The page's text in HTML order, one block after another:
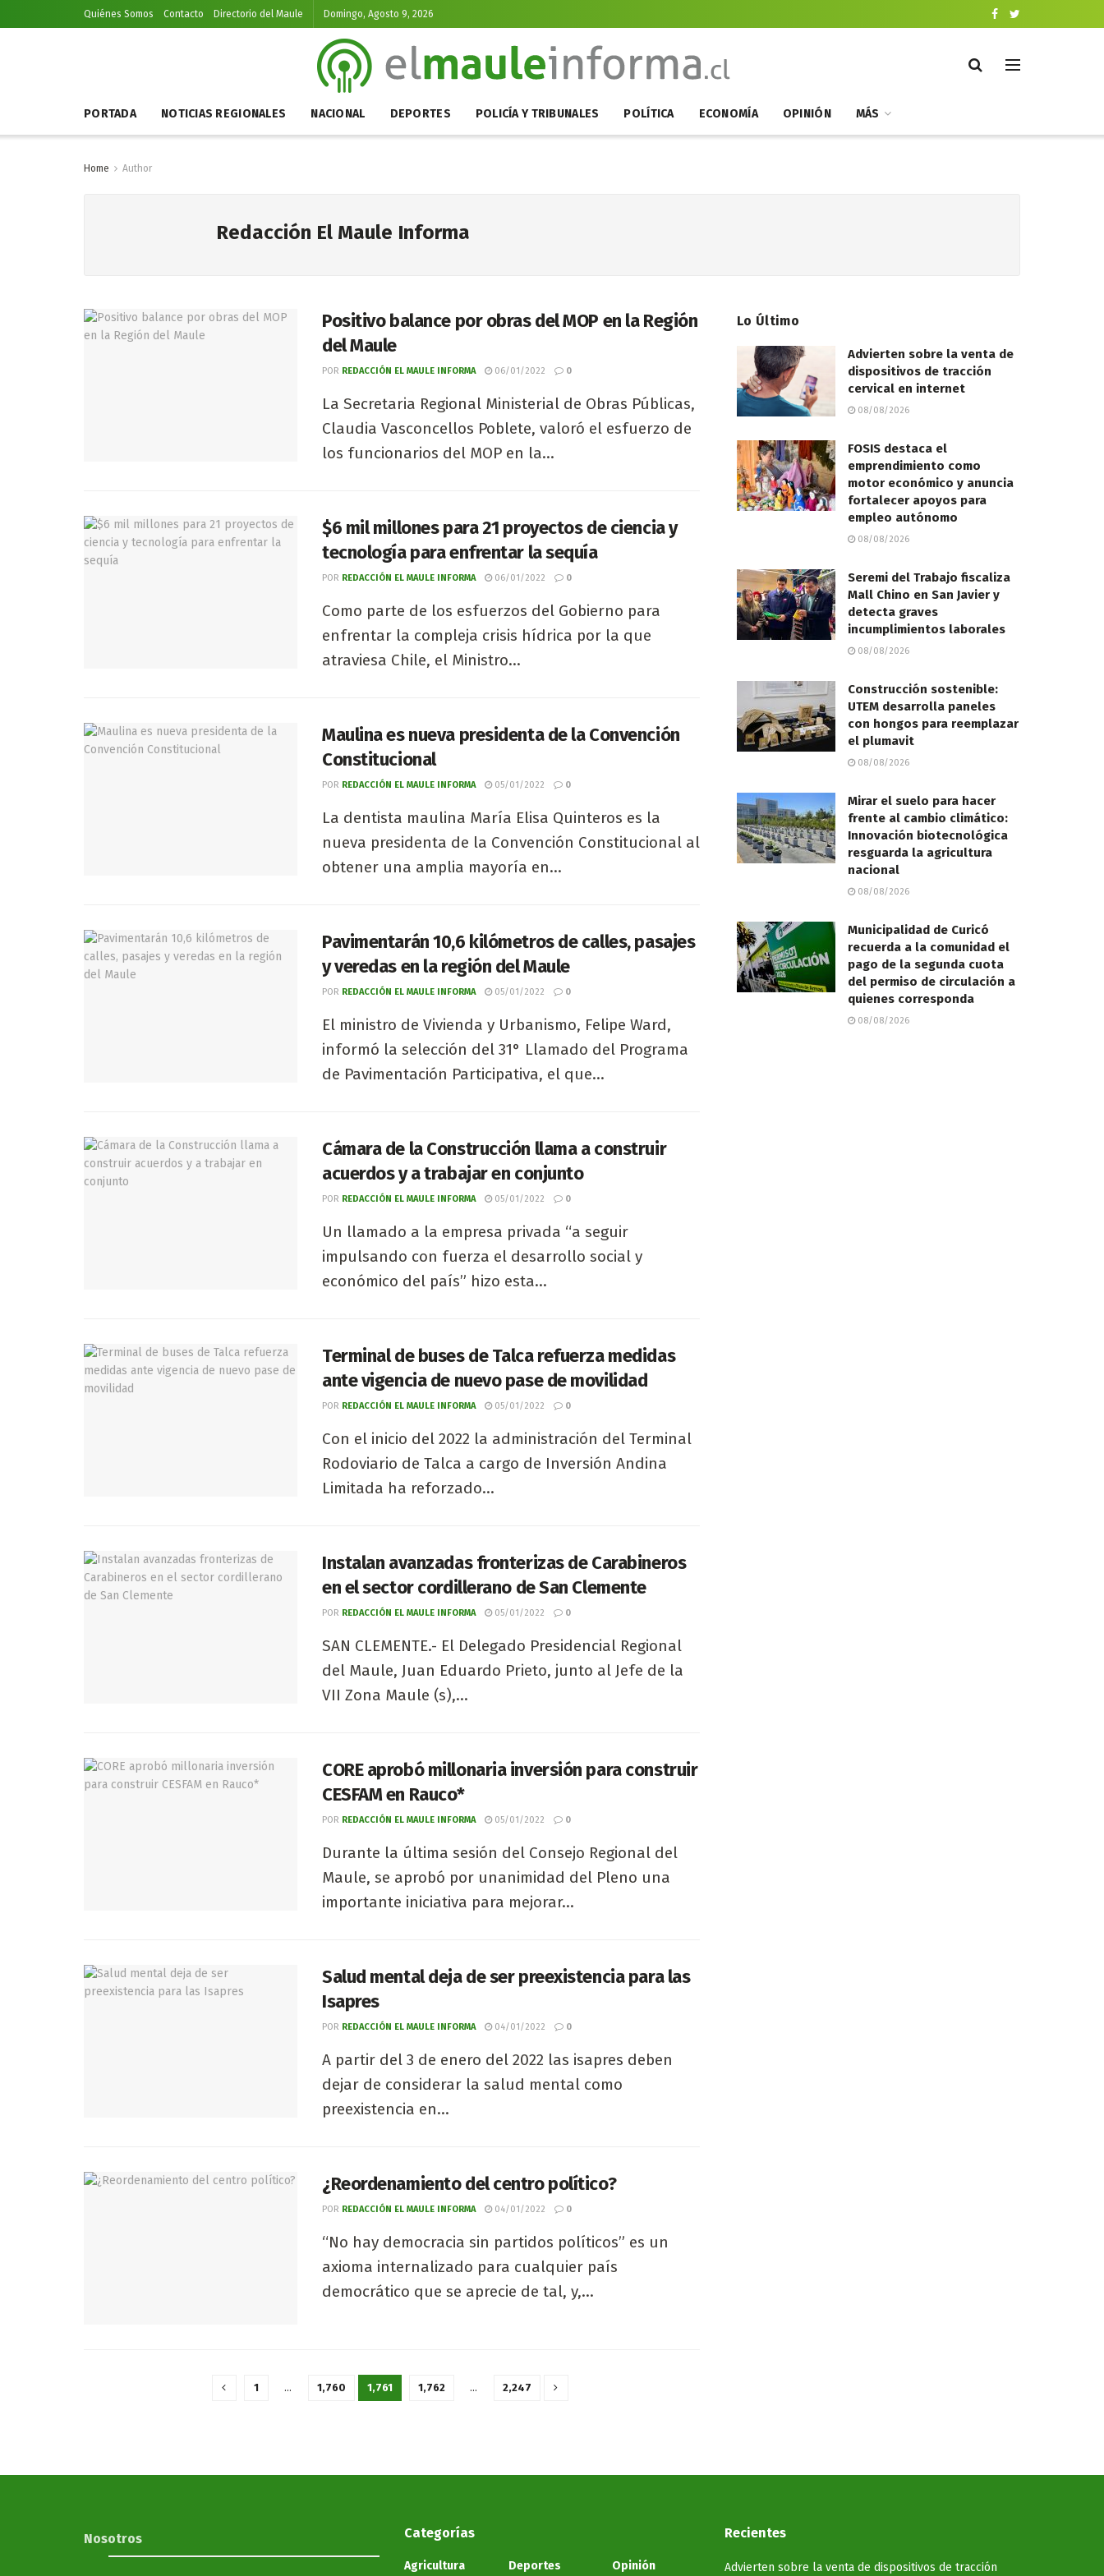
Quiénes Somos Contacto Directorio del Maule Domingo, Agosto 9, 2026
PORTADA NOTICIAS REGIONALES NACIONAL DEPORTES POLICÍA Y TRIBUNALES POLÍTICA ECONOMÍA OPINIÓN MÁS
Home Author
Redacción El Maule Informa
Positivo balance por obras del MOP en la Región
del Maule
POR REDACCIÓN EL MAULE INFORMA 06/01/2022 0
La Secretaria Regional Ministerial de Obras Públicas,
Claudia Vasconcellos Poblete, valoró el esfuerzo de
los funcionarios del MOP en la...
$6 mil millones para 21 proyectos de ciencia y
tecnología para enfrentar la sequía
POR REDACCIÓN EL MAULE INFORMA 06/01/2022 0
Como parte de los esfuerzos del Gobierno para
enfrentar la compleja crisis hídrica por la que
atraviesa Chile, el Ministro...
Maulina es nueva presidenta de la Convención
Constitucional
POR REDACCIÓN EL MAULE INFORMA 05/01/2022 0
La dentista maulina María Elisa Quinteros es la
nueva presidenta de la Convención Constitucional al
obtener una amplia mayoría en...
Pavimentarán 10,6 kilómetros de calles, pasajes
y veredas en la región del Maule
POR REDACCIÓN EL MAULE INFORMA 05/01/2022 0
El ministro de Vivienda y Urbanismo, Felipe Ward,
informó la selección del 31° Llamado del Programa
de Pavimentación Participativa, el que...
Cámara de la Construcción llama a construir
acuerdos y a trabajar en conjunto
POR REDACCIÓN EL MAULE INFORMA 05/01/2022 0
Un llamado a la empresa privada “a seguir
impulsando con fuerza el desarrollo social y
económico del país” hizo esta...
Terminal de buses de Talca refuerza medidas
ante vigencia de nuevo pase de movilidad
POR REDACCIÓN EL MAULE INFORMA 05/01/2022 0
Con el inicio del 2022 la administración del Terminal
Rodoviario de Talca a cargo de Inversión Andina
Limitada ha reforzado...
Instalan avanzadas fronterizas de Carabineros
en el sector cordillerano de San Clemente
POR REDACCIÓN EL MAULE INFORMA 05/01/2022 0
SAN CLEMENTE.- El Delegado Presidencial Regional
del Maule, Juan Eduardo Prieto, junto al Jefe de la
VII Zona Maule (s),...
CORE aprobó millonaria inversión para construir
CESFAM en Rauco*
POR REDACCIÓN EL MAULE INFORMA 05/01/2022 0
Durante la última sesión del Consejo Regional del
Maule, se aprobó por unanimidad del Pleno una
importante iniciativa para mejorar...
Salud mental deja de ser preexistencia para las
Isapres
POR REDACCIÓN EL MAULE INFORMA 04/01/2022 0
A partir del 3 de enero del 2022 las isapres deben
dejar de considerar la salud mental como
preexistencia en...
¿Reordenamiento del centro político?
POR REDACCIÓN EL MAULE INFORMA 04/01/2022 0
“No hay democracia sin partidos políticos” es un
axioma internalizado para cualquier país
democrático que se aprecie de tal, y,...
1 … 1,760 1,761 1,762 … 2,247
Lo Último
Advierten sobre la venta de
dispositivos de tracción
cervical en internet
08/08/2026
FOSIS destaca el
emprendimiento como
motor económico y anuncia
fortalecer apoyos para
empleo autónomo
08/08/2026
Seremi del Trabajo fiscaliza
Mall Chino en San Javier y
detecta graves
incumplimientos laborales
08/08/2026
Construcción sostenible:
UTEM desarrolla paneles
con hongos para reemplazar
el plumavit
08/08/2026
Mirar el suelo para hacer
frente al cambio climático:
Innovación biotecnológica
resguarda la agricultura
nacional
08/08/2026
Municipalidad de Curicó
recuerda a la comunidad el
pago de la segunda cuota
del permiso de circulación a
quienes corresponda
08/08/2026
Nosotros Categorías
Agricultura Deportes Opinión
Recientes
Advierten sobre la venta de dispositivos de tracción